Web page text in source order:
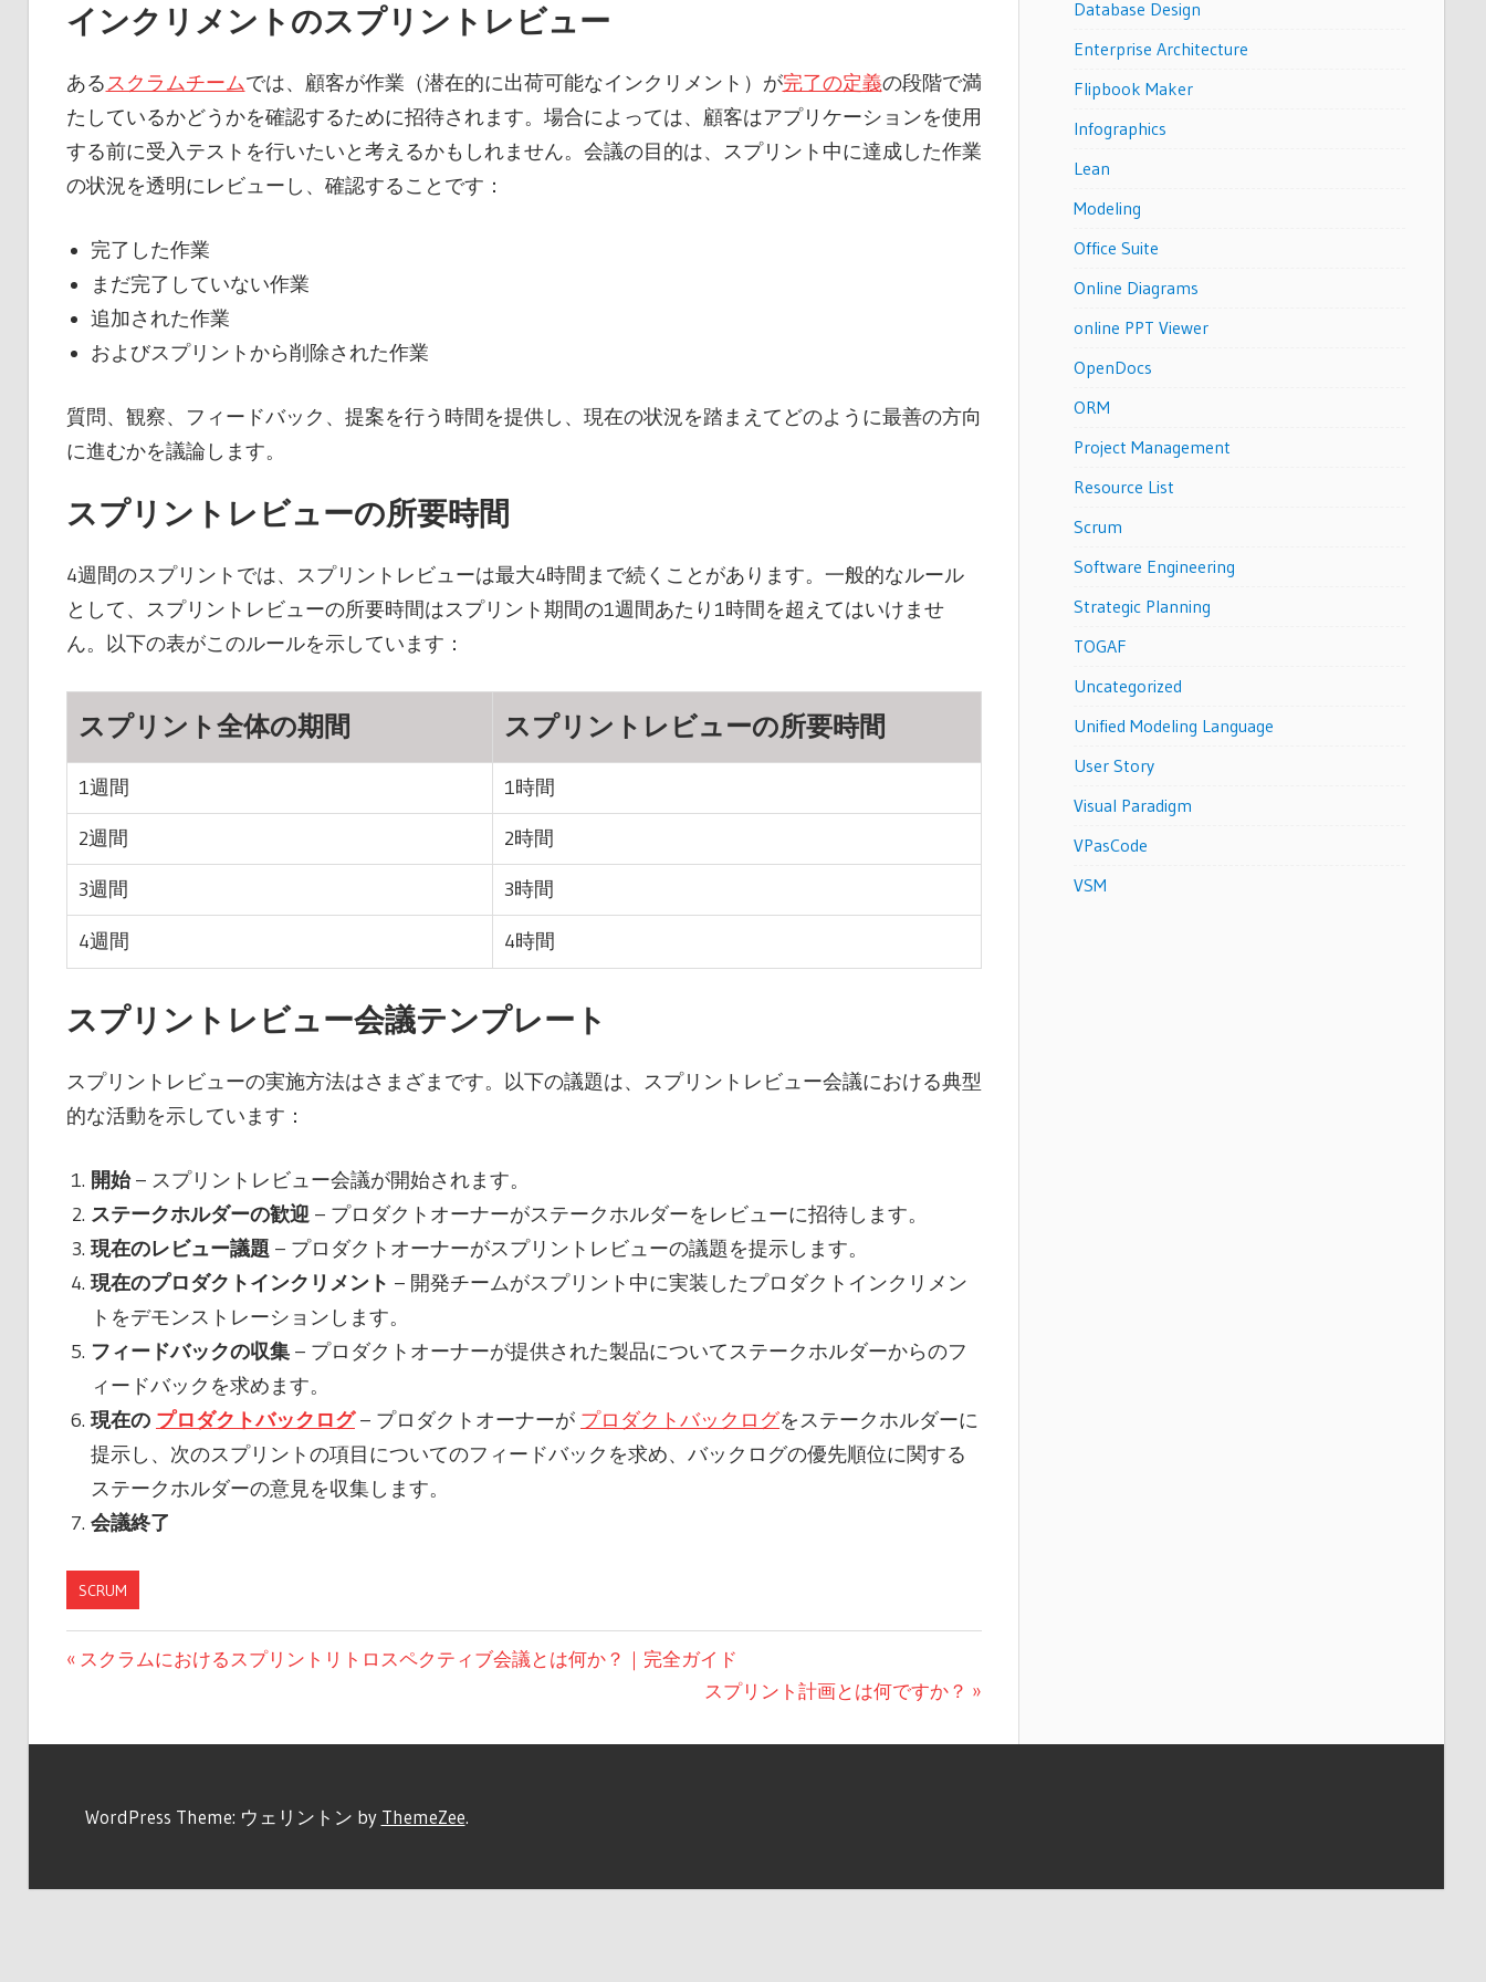
インクリメントのスプリントレビュー
あるスクラムチームでは、顧客が作業（潜在的に出荷可能なインクリメント）が完了の定義の段階で満
たしているかどうかを確認するために招待されます。場合によっては、顧客はアプリケーションを使用
する前に受入テストを行いたいと考えるかもしれません。会議の目的は、スプリント中に達成した作業
の状況を透明にレビューし、確認することです：
完了した作業
まだ完了していない作業
追加された作業
およびスプリントから削除された作業
質問、観察、フィードバック、提案を行う時間を提供し、現在の状況を踏まえてどのように最善の方向
に進むかを議論します。
スプリントレビューの所要時間
4週間のスプリントでは、スプリントレビューは最大4時間まで続くことがあります。一般的なルール
として、スプリントレビューの所要時間はスプリント期間の1週間あたり1時間を超えてはいけませ
ん。以下の表がこのルールを示しています：
スプリント全体の期間 スプリントレビューの所要時間
1週間 1時間
2週間 2時間
3週間 3時間
4週間 4時間
スプリントレビュー会議テンプレート
スプリントレビューの実施方法はさまざまです。以下の議題は、スプリントレビュー会議における典型
的な活動を示しています：
開始– スプリントレビュー会議が開始されます。
ステークホルダーの歓迎 – プロダクトオーナーがステークホルダーをレビューに招待します。
現在のレビュー議題 – プロダクトオーナーがスプリントレビューの議題を提示します。
現在のプロダクトインクリメント – 開発チームがスプリント中に実装したプロダクトインクリメン
トをデモンストレーションします。
フィードバックの収集 – プロダクトオーナーが提供された製品についてステークホルダーからのフ
ィードバックを求めます。
現在の プロダクトバックログ– プロダクトオーナーが プロダクトバックログをステークホルダーに
提示し、次のスプリントの項目についてのフィードバックを求め、バックログの優先順位に関する
ステークホルダーの意見を収集します。
会議終了
SCRUM
投
ナ
ゲ
前
スクラムにおけるスプリントリトロスペクティブ会議とは何か？｜完全ガイド
次
スプリント計画とは何ですか？
Database Design
Enterprise Architecture
Flipbook Maker
Infographics
Lean
Modeling
Office Suite
Online Diagrams
online PPT Viewer
OpenDocs
ORM
Project Management
Resource List
Scrum
Software Engineering
Strategic Planning
TOGAF
Uncategorized
Unified Modeling Language
User Story
Visual Paradigm
VPasCode
VSM
WordPress Theme: ウェリントン by ThemeZee.